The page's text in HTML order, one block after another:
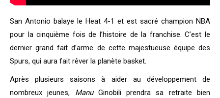
San Antonio balaye le Heat 4-1 et est sacré champion NBA
pour la cinquième fois de l’histoire de la franchise. C’est le
dernier grand fait d’arme de cette majestueuse équipe des
Spurs, qui aura fait rêver la planète basket.
Après plusieurs saisons à aider au développement de
nombreux jeunes, ManuGinobili prendra sa retraite bien